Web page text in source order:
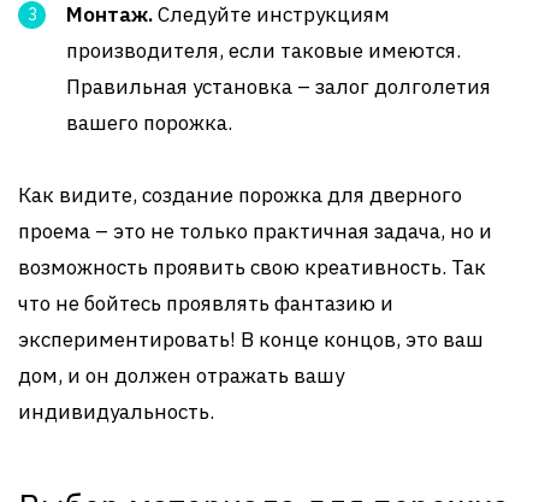
Монтаж.Следуйте инструкциям
производителя, если таковые имеются.
Правильная установка – залог долголетия
вашего порожка.
Как видите, создание порожка для дверного
проема – это не только практичная задача, но и
возможность проявить свою креативность. Так
что не бойтесь проявлять фантазию и
экспериментировать! В конце концов, это ваш
дом, и он должен отражать вашу
индивидуальность.